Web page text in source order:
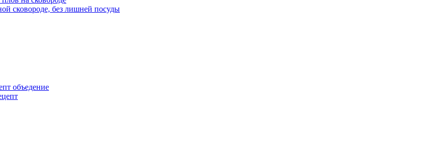
сковороде, без лишней посуды
объедение